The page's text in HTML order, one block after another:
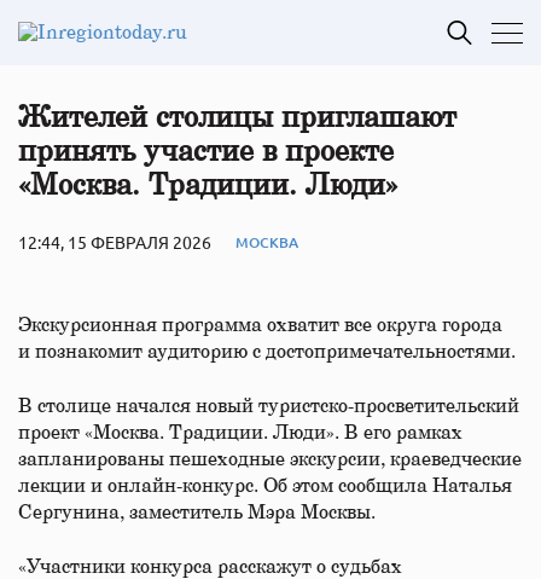
Жителей столицы приглашают
принять участие в проекте
«Москва. Традиции. Люди»
12:44, 15 ФЕВРАЛЯ 2026 МОСКВА
Экскурсионная программа охватит все округа города
и познакомит аудиторию с достопримечательностями.
В столице начался новый туристско-просветительский
проект «Москва. Традиции. Люди». В его рамках
запланированы пешеходные экскурсии, краеведческие
лекции и онлайн-конкурс. Об этом сообщила Наталья
Сергунина, заместитель Мэра Москвы.
«Участники конкурса расскажут о судьбах